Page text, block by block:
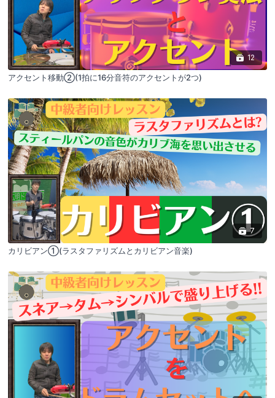
12
アクセント移動②(1拍に16分音符のアクセントが2つ)
7
カリビアン①(ラスタファリズムとカリビアン音楽)